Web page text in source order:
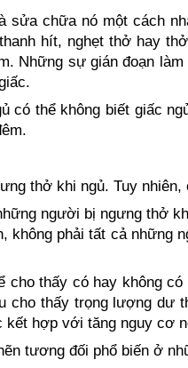
sửa chữa nó một cách
hít, nghẹt thở hay
Những sự gián đoạn
có thể không biết giấc
thở khi ngủ. Tuy
người bị ngưng thở
không phải tất cả
thấy có hay không
cho thấy trọng lượng dư
hợp với tăng nguy cơ
tương đối phổ biến ở